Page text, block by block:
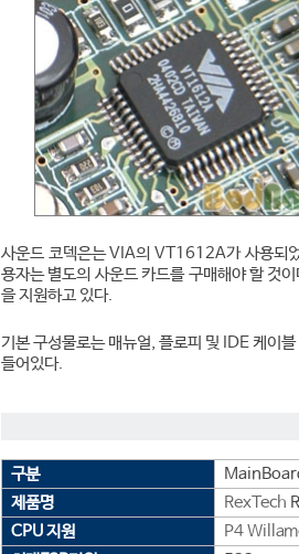
사운드 코덱은는 VIA의 VT1612A가 사용되
용자는 별도의 사운드 카드를 구매해야 할
을 지원하고 있다.
기본 구성물로는 매뉴얼, 플로피 및 IDE 케
들어있다.
구분
제품명
RexTech
CPU 지원
P4